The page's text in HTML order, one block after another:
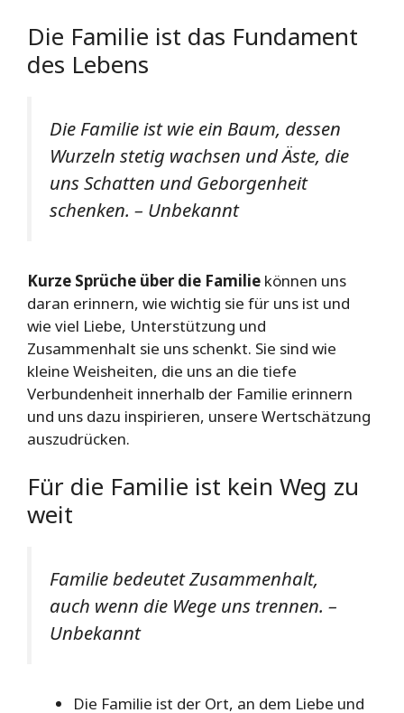
Die Familie ist das Fundament
des Lebens
Die Familie ist wie ein Baum, dessen
Wurzeln stetig wachsen und Äste, die
uns Schatten und Geborgenheit
schenken. – Unbekannt
Kurze Sprüche über die Familie können uns
daran erinnern, wie wichtig sie für uns ist und
wie viel Liebe, Unterstützung und
Zusammenhalt sie uns schenkt. Sie sind wie
kleine Weisheiten, die uns an die tiefe
Verbundenheit innerhalb der Familie erinnern
und uns dazu inspirieren, unsere Wertschätzung
auszudrücken.
Für die Familie ist kein Weg zu
weit
Familie bedeutet Zusammenhalt,
auch wenn die Wege uns trennen. –
Unbekannt
Die Familie ist der Ort, an dem Liebe und